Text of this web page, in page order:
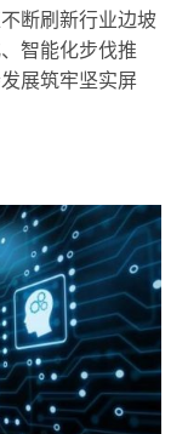
断刷新行业边坡
智能化步伐推
展筑牢坚实屏